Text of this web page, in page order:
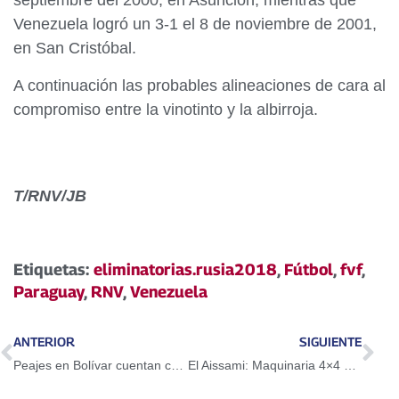
Venezuela logró un 3-1 el 8 de noviembre de 2001,
en San Cristóbal.
A continuación las probables alineaciones de cara al
compromiso entre la vinotinto y la albirroja.
T/RNV/JB
Etiquetas: eliminatorias.rusia2018, Fútbol,fvf,
Paraguay, RNV,Venezuela
ANTERIOR SIGUIENTE